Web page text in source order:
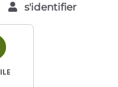
s'identifier